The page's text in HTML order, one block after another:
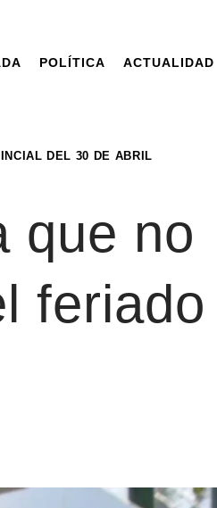
POLÍTICA ACTUALIDAD
DEL 30 DE ABRIL
que no
feriado